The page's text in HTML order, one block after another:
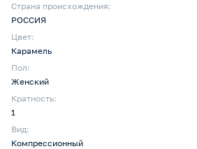
Страна происхождения:
РОССИЯ
Цвет:
Карамель
Пол:
Женский
Кратность:
1
Вид:
Компрессионный